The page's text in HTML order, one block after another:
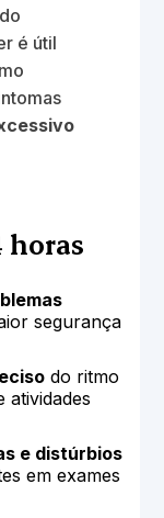
é útil
horas
segurança
do ritmo
e distúrbios
em exames